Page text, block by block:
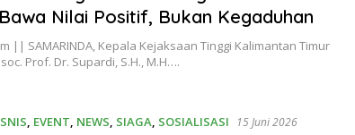
Nilai Positif, Bukan Kegaduhan
|| SAMARINDA, Kepala Kejaksaan Tinggi Kalimantan Timur
Prof. Dr. Supardi, S.H., M.H….
, EVENT, NEWS, SIAGA, SOSIALISASI 15 Juni 2026